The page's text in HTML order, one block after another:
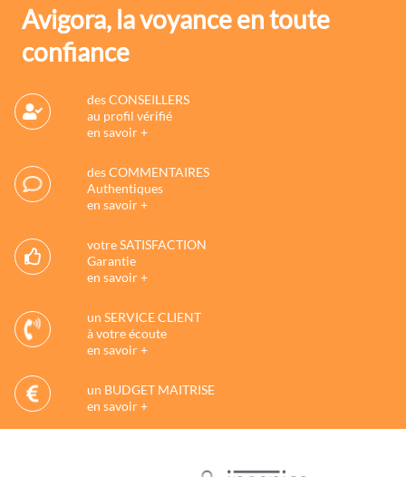
Avigora, la voyance en toute
confiance
des CONSEILLERS
au profil vérifié
en savoir +
des COMMENTAIRES
Authentiques
en savoir +
votre SATISFACTION
Garantie
en savoir +
un SERVICE CLIENT
à votre écoute
en savoir +
un BUDGET MAITRISE
en savoir +